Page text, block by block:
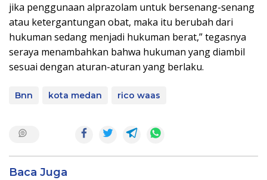
jika penggunaan alprazolam untuk bersenang-senang
atau ketergantungan obat, maka itu berubah dari
hukuman sedang menjadi hukuman berat,” tegasnya
seraya menambahkan bahwa hukuman yang diambil
sesuai dengan aturan-aturan yang berlaku.
Bnn kota medan rico waas
Baca Juga